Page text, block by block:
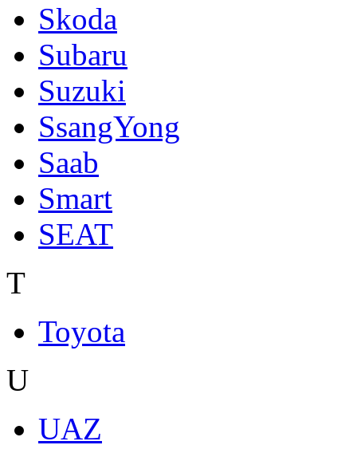
Skoda
Subaru
Suzuki
SsangYong
Saab
Smart
SEAT
T
Toyota
U
UAZ